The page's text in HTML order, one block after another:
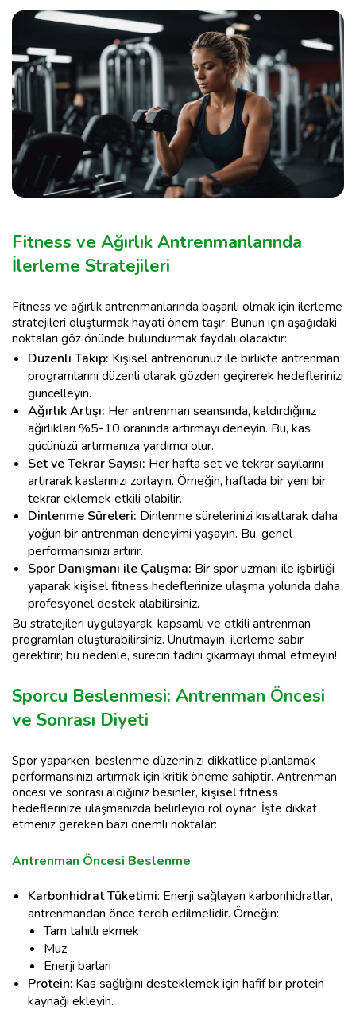
Fitness ve Ağırlık Antrenmanlarında
İlerleme Stratejileri
Fitness ve ağırlık antrenmanlarında başarılı olmak için ilerleme
stratejileri oluşturmak hayati önem taşır. Bunun için aşağıdaki
noktaları göz önünde bulundurmak faydalı olacaktır:
Düzenli Takip: Kişisel antrenörünüz ile birlikte antrenman
programlarını düzenli olarak gözden geçirerek hedeflerinizi
güncelleyin.
Ağırlık Artışı: Her antrenman seansında, kaldırdığınız
ağırlıkları %5-10 oranında artırmayı deneyin. Bu, kas
gücünüzü artırmanıza yardımcı olur.
Set ve Tekrar Sayısı: Her hafta set ve tekrar sayılarını
artırarak kaslarınızı zorlayın. Örneğin, haftada bir yeni bir
tekrar eklemek etkili olabilir.
Dinlenme Süreleri: Dinlenme sürelerinizi kısaltarak daha
yoğun bir antrenman deneyimi yaşayın. Bu, genel
performansınızı artırır.
Spor Danışmanı ile Çalışma: Bir spor uzmanı ile işbirliği
yaparak kişisel fitness hedeflerinize ulaşma yolunda daha
profesyonel destek alabilirsiniz.
Bu stratejileri uygulayarak, kapsamlı ve etkili antrenman
programları oluşturabilirsiniz. Unutmayın, ilerleme sabır
gerektirir; bu nedenle, sürecin tadını çıkarmayı ihmal etmeyin!
Sporcu Beslenmesi: Antrenman Öncesi
ve Sonrası Diyeti
Spor yaparken, beslenme düzeninizi dikkatlice planlamak
performansınızı artırmak için kritik öneme sahiptir. Antrenman
öncesi ve sonrası aldığınız besinler, kişisel fitness
hedeflerinize ulaşmanızda belirleyici rol oynar. İşte dikkat
etmeniz gereken bazı önemli noktalar:
Antrenman Öncesi Beslenme
Karbonhidrat Tüketimi: Enerji sağlayan karbonhidratlar,
antrenmandan önce tercih edilmelidir. Örneğin:
Tam tahıllı ekmek
Muz
Enerji barları
Protein: Kas sağlığını desteklemek için hafif bir protein
kaynağı ekleyin.